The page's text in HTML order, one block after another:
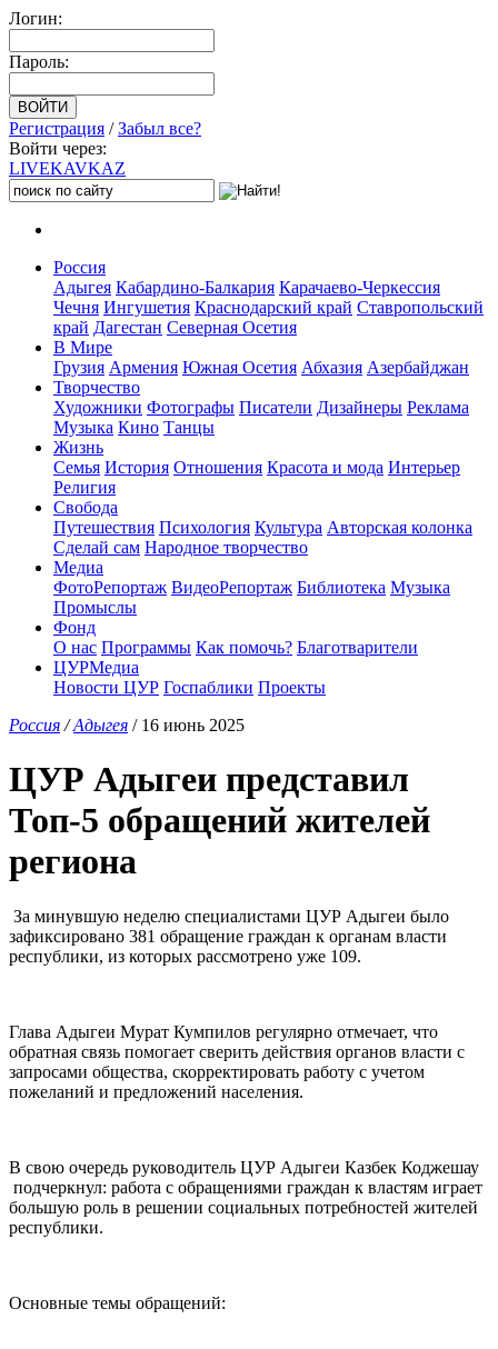
Логин:
Пароль:
Регистрация /Забыл все?
Войти через:
LIVEKAVKAZ
Россия
Адыгея Кабардино-Балкария Карачаево-Черкессия
Чечня Ингушетия Краснодарский край Ставропольский
край Дагестан Северная Осетия
В Мире
Грузия Армения Южная Осетия Абхазия Азербайджан
Творчество
Художники Фотографы Писатели Дизайнеры Реклама
Музыка Кино Танцы
Жизнь
Семья История Отношения Красота и мода Интерьер
Религия
Свобода
Путешествия Психология Культура Авторская колонка
Сделай сам Народное творчество
Медиа
ФотоРепортаж ВидеоРепортаж Библиотека Музыка
Промыслы
Фонд
О нас Программы Как помочь? Благотварители
ЦУРМедиа
Новости ЦУР Госпаблики Проекты
Россия /Адыгея / 16 июнь 2025
ЦУР Адыгеи представил
Топ-5 обращений жителей
региона
За минувшую неделю специалистами ЦУР Адыгеи было
зафиксировано 381 обращение граждан к органам власти
республики, из которых рассмотрено уже 109.
Глава Адыгеи Мурат Кумпилов регулярно отмечает, что
обратная связь помогает сверить действия органов власти с
запросами общества, скорректировать работу с учетом
пожеланий и предложений населения.
В свою очередь руководитель ЦУР Адыгеи Казбек Коджешау
подчеркнул: работа с обращениями граждан к властям играет
большую роль в решении социальных потребностей жителей
республики.
Основные темы обращений: